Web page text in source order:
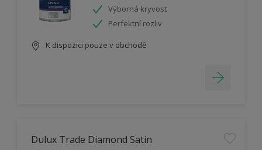
Výborná kryvost
Perfektní rozliv
K dispozici pouze v obchodě
Dulux Trade Diamond Satin